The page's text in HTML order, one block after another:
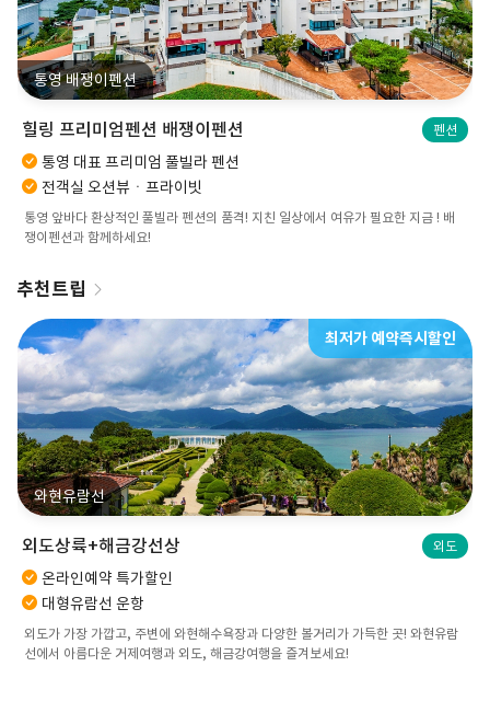
통영 배쟁이펜션
힐링 프리미엄펜션 배쟁이펜션 펜션
통영 대표 프리미엄 풀빌라 펜션
전객실 오션뷰ㆍ프라이빗
통영 앞바다 환상적인 풀빌라 펜션의 품격! 지친 일상에서 여유가 필요한 지금 ! 배
쟁이펜션과 함께하세요!
추천트립
최저가 예약즉시할인
와현유람선
외도상륙+해금강선상 외도
온라인예약 특가할인
대형유람선 운항
외도가 가장 가깝고, 주변에 와현해수욕장과 다양한 볼거리가 가득한 곳! 와현유람
선에서 아름다운 거제여행과 외도, 해금강여행을 즐겨보세요!